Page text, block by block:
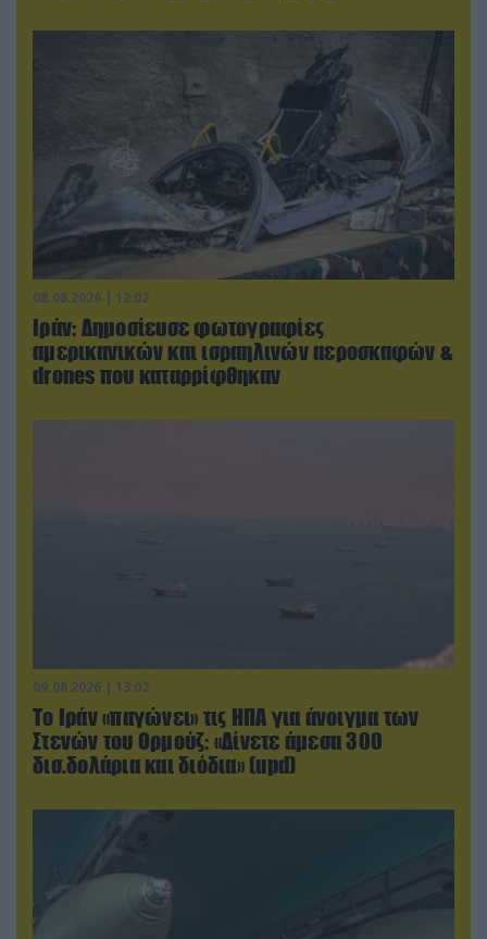
08.08.2026 | 12:02
Ιράν: Δημοσίευσε φωτογραφίες
αμερικανικών και ισραηλινών αεροσκαφών &
drones που καταρρίφθηκαν
09.08.2026 | 13:02
Το Ιράν «παγώνει» τις ΗΠΑ για άνοιγμα των
Στενών του Ορμούζ: «Δίνετε άμεσα 300
δισ.δολάρια και διόδια» (upd)